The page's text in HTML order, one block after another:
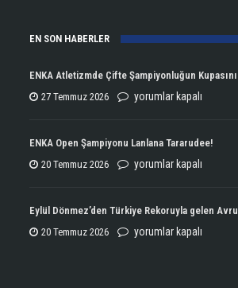
EN SON HABERLER
ENKA Atletizmde Çifte Şampiyonluğun Kupasını
27 Temmuz 2026
ENKA
Çifte
Şampiyonluğun
yorumlar kapalı
ENKA Open Şampiyonu Lanlana Tararudee!
20 Temmuz 2026
ENKA
Şampiyonu
Lanlana
yorumlar kapalı
Eylül Dönmez’den Türkiye Rekoruyla gelen
20 Temmuz 2026
Eylül
yorumlar kapalı